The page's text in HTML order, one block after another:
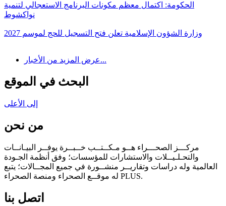
الحكومة: اكتمال معظم مكونات البرنامج الاستعجالي لتنمية
نواكشوط
وزارة الشؤون الإسلامية تعلن فتح التسجيل للحج لموسم 2027
عرض المزيد من الأخبار...
البحث في الموقع
إلى الأعلى
من نحن
مركـــز الصحـــراء هــو مـكــتــب خــبــرة يوفــر البيـانــات
والتحـلـيــلات والاستشارات للمؤسسات؛ وفق أنظمة الجـودة
العالمية وله دراسات وتقاريــر منشــورة في جميع المجــالات؛ يتبع
له موقــع الصحراء ومنصة الصحراء PLUS.
اتصل بنا